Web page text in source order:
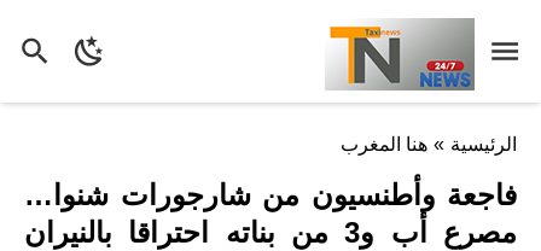
الرئيسية » هنا المغرب
فاجعة وأطنسيون من شارجورات شنوا…
مصرع أب و3 من بناته احتراقا بالنيران